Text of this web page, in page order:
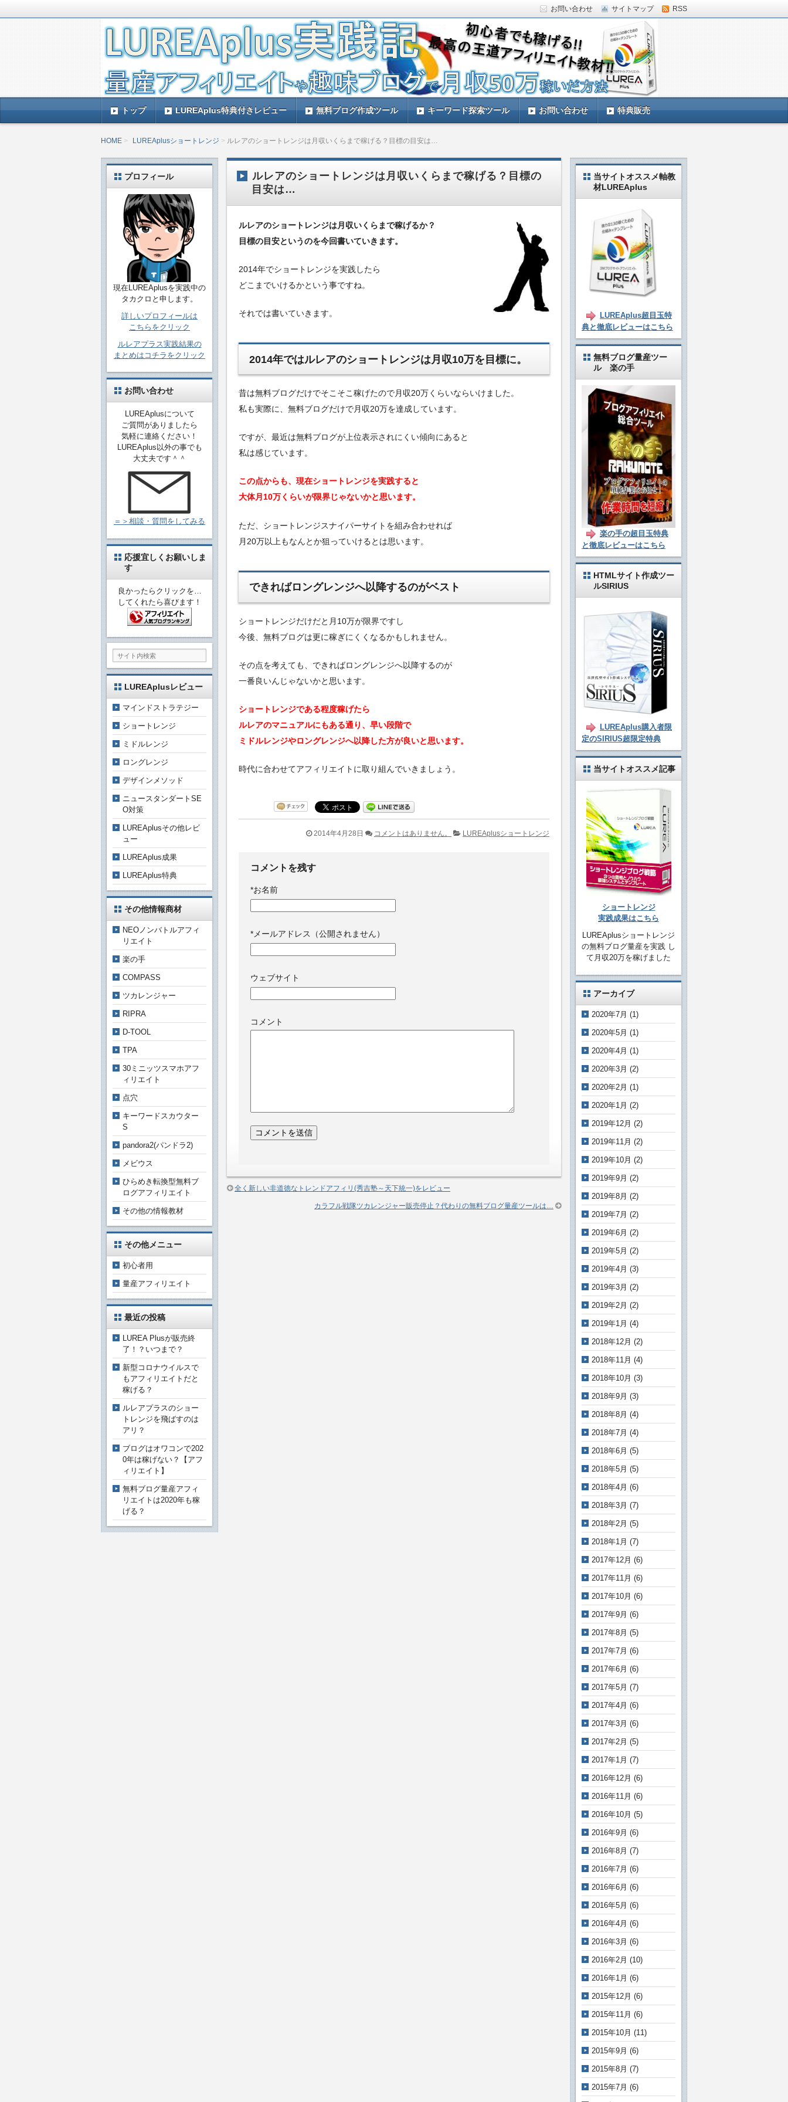
お問い合わせ サイトマップ RSS
LUREAplus実践記！ルレアプラスのレビューサイト！
LUREAplus実践記とレビューです。ルレアプラスを実践して量産アフィリエイトで稼ぐ方法などをレビューしていきます。LUREAplus実践中の私
がレビューするのできっと参考になると思います。
トップ LUREAplus特典付きレビュー 無料ブログ作成ツール キーワード探索ツール お問い合わせ 特典販売
HOME LUREAplusショートレンジ ルレアのショートレンジは月収いくらまで稼げる？目標の目安は…
ルレアのショートレンジは月収いくらまで稼げる？目標の
目安は…
ルレアのショートレンジは月収いくらまで稼げるか？
目標の目安というのを今回書いていきます。
2014年でショートレンジを実践したら
どこまでいけるかという事ですね。
それでは書いていきます。
2014年ではルレアのショートレンジは月収10万を目標に。
昔は無料ブログだけでそこそこ稼げたので月収20万くらいならいけました。
私も実際に、無料ブログだけで月収20万を達成しています。
ですが、最近は無料ブログが上位表示されにくい傾向にあると
私は感じています。
この点からも、現在ショートレンジを実践すると
大体月10万くらいが限界じゃないかと思います。
ただ、ショートレンジスナイパーサイトを組み合わせれば
月20万以上もなんとか狙っていけるとは思います。
できればロングレンジへ以降するのがベスト
ショートレンジだけだと月10万が限界ですし
今後、無料ブログは更に稼ぎにくくなるかもしれません。
その点を考えても、できればロングレンジへ以降するのが
一番良いんじゃないかと思います。
ショートレンジである程度稼げたら
ルレアのマニュアルにもある通り、早い段階で
ミドルレンジやロングレンジへ以降した方が良いと思います。
時代に合わせてアフィリエイトに取り組んでいきましょう。
2014年4月28日 コメントはありません。 LUREAplusショートレンジ
コメントを残す
*お名前
* メールアドレス（公開されません）
ウェブサイト
コメント
全く新しい非道徳なトレンドアフィリ(秀吉塾～天下統一)をレビュー
カラフル戦隊ツカレンジャー販売停止？代わりの無料ブログ量産ツールは…
プロフィール
現在LUREAplusを実践中の
タカクロと申します。
詳しいプロフィールは
こちらをクリック
ルレアプラス実践結果の
まとめはコチラをクリック
お問い合わせ
LUREAplusについて
ご質問がありましたら
気軽に連絡ください！
LUREAplus以外の事でも
大丈夫です＾＾
＝＞相談・質問をしてみる
応援宜しくお願いしま
す
良かったらクリックを…
してくれたら喜びます！
LUREAplusレビュー
マインドストラテジー
ショートレンジ
ミドルレンジ
ロングレンジ
デザインメソッド
ニュースタンダートSE
O対策
LUREAplusその他レビ
ュー
LUREAplus成果
LUREAplus特典
その他情報商材
NEOノンバトルアフィ
リエイト
楽の手
COMPASS
ツカレンジャー
RIPRA
D-TOOL
TPA
30ミニッツスマホアフ
ィリエイト
点穴
キーワードスカウター
S
pandora2(パンドラ2)
メビウス
ひらめき転換型無料ブ
ログアフィリエイト
その他の情報教材
その他メニュー
初心者用
量産アフィリエイト
最近の投稿
LUREA Plusが販売終
了！？いつまで？
新型コロナウイルスで
もアフィリエイトだと
稼げる？
ルレアプラスのショー
トレンジを飛ばすのは
アリ？
ブログはオワコンで202
0年は稼げない？【アフ
ィリエイト】
無料ブログ量産アフィ
リエイトは2020年も稼
げる？
当サイトオススメ軸教
材LUREAplus
LUREAplus超目玉特
典と徹底レビューはこちら
無料ブログ量産ツー
ル 楽の手
楽の手の超目玉特典
と徹底レビューはこちら
HTMLサイト作成ツー
ルSIRIUS
LUREAplus購入者限
定のSIRIUS超限定特典
当サイトオススメ記事
ショートレンジ
実践成果はこちら
LUREAplusショートレンジ
の無料ブログ量産を実践 し
て月収20万を稼げました
アーカイブ
2020年7月 (1)
2020年5月 (1)
2020年4月 (1)
2020年3月 (2)
2020年2月 (1)
2020年1月 (2)
2019年12月 (2)
2019年11月 (2)
2019年10月 (2)
2019年9月 (2)
2019年8月 (2)
2019年7月 (2)
2019年6月 (2)
2019年5月 (2)
2019年4月 (3)
2019年3月 (2)
2019年2月 (2)
2019年1月 (4)
2018年12月 (2)
2018年11月 (4)
2018年10月 (3)
2018年9月 (3)
2018年8月 (4)
2018年7月 (4)
2018年6月 (5)
2018年5月 (5)
2018年4月 (6)
2018年3月 (7)
2018年2月 (5)
2018年1月 (7)
2017年12月 (6)
2017年11月 (6)
2017年10月 (6)
2017年9月 (6)
2017年8月 (5)
2017年7月 (6)
2017年6月 (6)
2017年5月 (7)
2017年4月 (6)
2017年3月 (6)
2017年2月 (5)
2017年1月 (7)
2016年12月 (6)
2016年11月 (6)
2016年10月 (5)
2016年9月 (6)
2016年8月 (7)
2016年7月 (6)
2016年6月 (6)
2016年5月 (6)
2016年4月 (6)
2016年3月 (6)
2016年2月 (10)
2016年1月 (6)
2015年12月 (6)
2015年11月 (6)
2015年10月 (11)
2015年9月 (6)
2015年8月 (7)
2015年7月 (6)